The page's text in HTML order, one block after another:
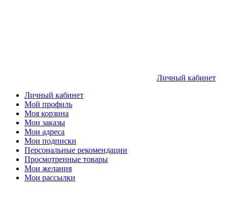
Личный кабинет
Личный кабинет
Мой профиль
Моя корзина
Мои заказы
Мои адреса
Мои подписки
Персональные рекомендации
Просмотренные товары
Мои желания
Мои рассылки